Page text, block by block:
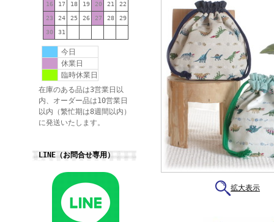
16 17 18 19 20 21 22
23 24 25 26 27 28 29
30 31
今日
休業日
臨時休業日
在庫のある品は3営業日以
内、オーダー品は10営業日
以内（繁忙期は8週間以内）
に発送いたします。
LINE（お問合せ専用）
拡大表示